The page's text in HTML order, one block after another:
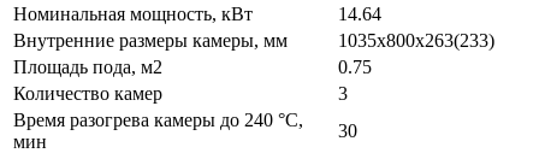
Номинальная мощность, кВт
14.64
Внутренние размеры камеры, мм
1035х800х263(233)
Площадь пода, м2
0.75
Количество камер
3
Время разогрева камеры до 240 °C,
мин
30